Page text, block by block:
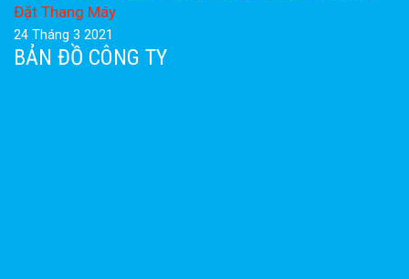
Đặt Thang Máy
24 Tháng 3 2021
BẢN ĐỒ CÔNG TY